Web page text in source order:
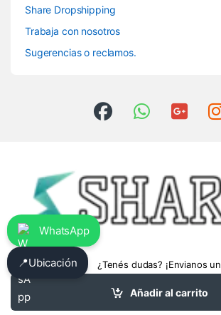
Añadir al carrito
Share Dropshipping
Trabaja con nosotros
Sugerencias o reclamos.
¿Tenés dudas? ¡Envianos un
whatsapp!
3413475962
WhatsApp
📍Ubicación